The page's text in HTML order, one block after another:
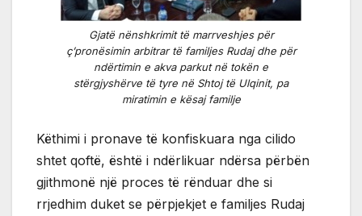
Gjatë nënshkrimit të marrveshjes për
ç’pronësimin arbitrar të familjes Rudaj dhe për
ndërtimin e akva parkut në tokën e
stërgjyshërve të tyre në Shtoj të Ulqinit, pa
miratimin e kësaj familje
Këthimi i pronave të konfiskuara nga cilido
shtet qoftë, është i ndërlikuar ndërsa përbën
gjithmonë një proces të rënduar dhe si
rrjedhim duket se përpjekjet e familjes Rudaj